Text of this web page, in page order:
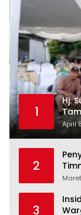
1
Hj.
April
2
3